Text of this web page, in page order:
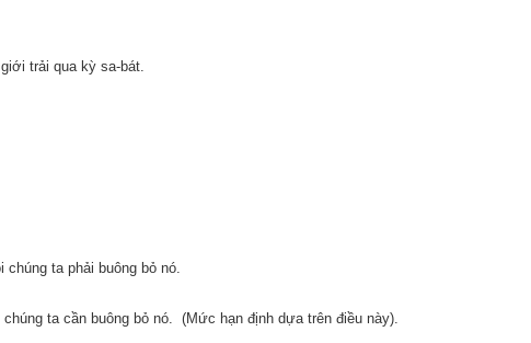
trải qua kỳ sa-bát.
chúng ta phải buông bỏ nó.
ta cần buông bỏ nó. (Mức hạn định dựa trên điều này).